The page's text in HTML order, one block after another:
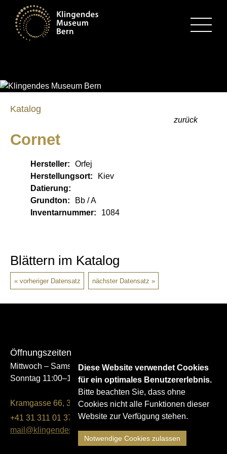
Katalog
Cornet
zurück
Hersteller:
Orfej
Herstellungsort:
Kiev
Datierung:
Grundton:
Bb / A
Inventarnummer:
1084
Blättern im Katalog
vorheriger Datensatz nächster Datensatz
Öffnungszeiten
Mittwoch – Samstag 14:00–17:00
Sonntag 11:00–17:00
Kramgasse 66, 3011 Bern
+41 31 311 01 37
mail@klingendes-museum-bern.ch
Diese Website verwendet Cookies
für ein optimales Benutzererlebnis.
Bitte beachten Sie, dass ohne
Cookies nicht alle Funktionen dieser
Website zur Verfügung stehen.
Notwendige Cookies zulassen